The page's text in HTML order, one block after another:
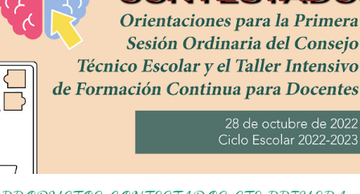
diferentes materiales que hacen que todo esto sea posible,
recordándoles que nosotros solo los compartimos con fines
educativos, didácticos e informativos. ☺️ Obtén documento
completo aquí 👇👇👇 Lapbook Historia de la Bandera